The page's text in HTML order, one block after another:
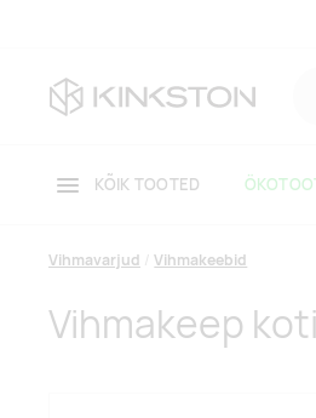
KÕIK TOOTED
Vihmavarjud Vihmakeebid
Vihmakeep